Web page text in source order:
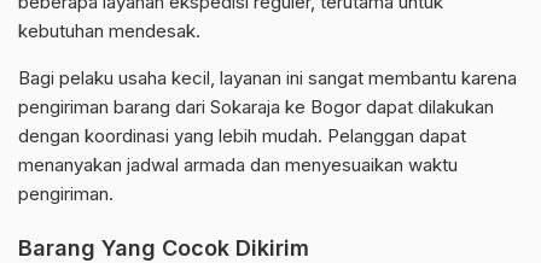
kebutuhan mendesak.
Bagi pelaku usaha kecil, layanan ini sangat membantu karena
pengiriman barang dari Sokaraja ke Bogor dapat dilakukan
dengan koordinasi yang lebih mudah. Pelanggan dapat
menanyakan jadwal armada dan menyesuaikan waktu
pengiriman.
Barang Yang Cocok Dikirim